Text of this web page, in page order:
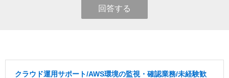
回答する
クラウド運用サポート/AWS環境の監視・確認業務/未経験歓